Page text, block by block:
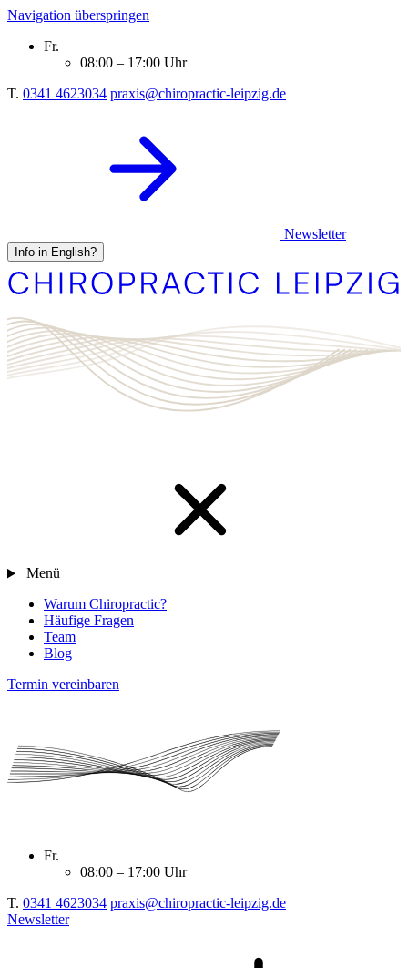
Navigation überspringen
Fr.
08:00 – 17:00 Uhr
T. 0341 4623034 praxis@chiropractic-leipzig.de
Newsletter
Info in English?
Menü
Warum Chiropractic?
Häufige Fragen
Team
Blog
Termin vereinbaren
Fr.
08:00 – 17:00 Uhr
T. 0341 4623034 praxis@chiropractic-leipzig.de
Newsletter